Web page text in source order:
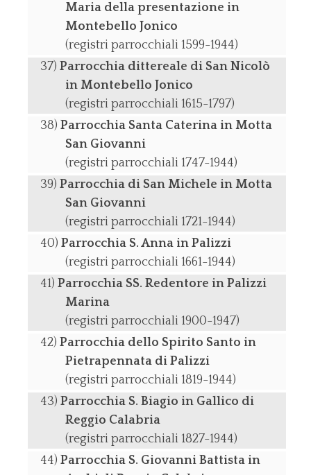
Maria della presentazione in
Montebello Jonico
(registri parrocchiali 1599-1944)
Parrocchia dittereale di San Nicolò
in Montebello Jonico
(registri parrocchiali 1615-1797)
Parrocchia Santa Caterina in Motta
San Giovanni
(registri parrocchiali 1747-1944)
Parrocchia di San Michele in Motta
San Giovanni
(registri parrocchiali 1721-1944)
Parrocchia S. Anna in Palizzi
(registri parrocchiali 1661-1944)
Parrocchia SS. Redentore in Palizzi
Marina
(registri parrocchiali 1900-1947)
Parrocchia dello Spirito Santo in
Pietrapennata di Palizzi
(registri parrocchiali 1819-1944)
Parrocchia S. Biagio in Gallico di
Reggio Calabria
(registri parrocchiali 1827-1944)
Parrocchia S. Giovanni Battista in